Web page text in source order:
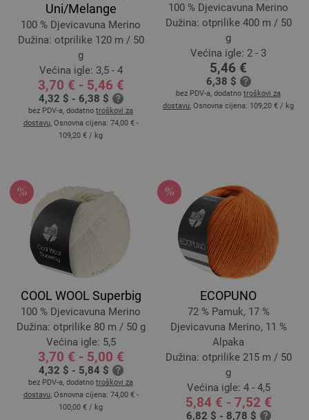
Uni/Melange
100 % Djevicavuna Merino
Dužina: otprilike 120 m / 50
g
Većina igle: 3,5 - 4
3,70 € - 5,46 €
4,32 $ - 6,38 $
bez PDV-a, dodatno troškovi za
dostavu, Osnovna cijena: 74,00 € -
109,20 € / kg
100 % Djevicavuna Merino
Dužina: otprilike 400 m / 50
g
Većina igle: 2 - 3
5,46 €
6,38 $
bez PDV-a, dodatno troškovi za
dostavu, Osnovna cijena: 109,20 € / kg
COOL WOOL Superbig
100 % Djevicavuna Merino
Dužina: otprilike 80 m / 50 g
Većina igle: 5,5
3,70 € - 5,00 €
4,32 $ - 5,84 $
bez PDV-a, dodatno troškovi za
dostavu, Osnovna cijena: 74,00 € -
100,00 € / kg
ECOPUNO
72 % Pamuk, 17 %
Djevicavuna Merino, 11 %
Alpaka
Dužina: otprilike 215 m / 50
g
Većina igle: 4 - 4,5
5,84 € - 7,52 €
6,82 $ - 8,78 $